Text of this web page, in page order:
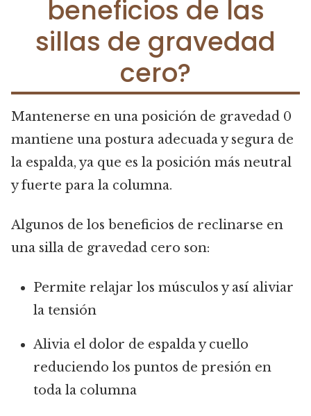
beneficios de las
sillas de gravedad
cero?
Mantenerse en una posición de gravedad 0
mantiene una postura adecuada y segura de
la espalda, ya que es la posición más neutral
y fuerte para la columna.
Algunos de los beneficios de reclinarse en
una silla de gravedad cero son:
Permite relajar los músculos y así aliviar
la tensión
Alivia el dolor de espalda y cuello
reduciendo los puntos de presión en
toda la columna